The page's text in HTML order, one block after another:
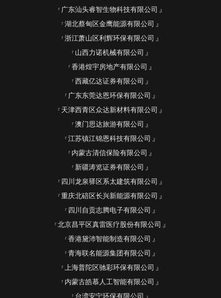
广东汕头睿智生物科技有限公司
湖北蔡甸区金鹰能源有限公司
浙江萧山区利辉环保有限公司
山西力诺机械有限公司
香港煌宇房地产有限公司
西藏亿达证券有限公司
广东东莞达恩环保有限公司
天津西青区众达新材料有限公司
澳门思达旅游有限公司
江苏镇江锦恩科技有限公司
内蒙古清信保险有限公司
新疆涛览证券有限公司
四川龙泉驿区系太建筑有限公司
重庆北碚区长兴新能源有限公司
四川自贡志腾电子有限公司
北京昌平区真雷医疗股份有限公司
香港黛沛智能制造有限公司
青海联名能源集团有限公司
上海普陀区驰彩环保有限公司
内蒙古皓慕人工智能有限公司
台湾安宁环保有限公司